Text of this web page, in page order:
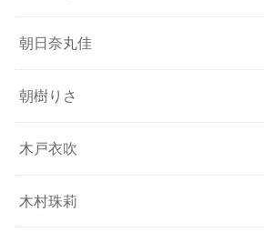
朝日奈丸佳
朝樹りさ
木戸衣吹
木村珠莉